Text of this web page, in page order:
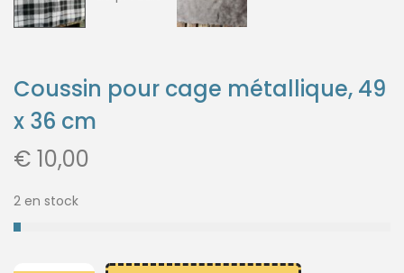
Coussin pour cage métallique, 49
x 36 cm
€ 10,00
2 en stock